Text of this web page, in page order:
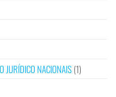
JURÍDICO NACIONAIS(1)